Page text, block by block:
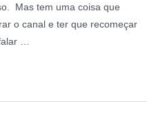
Mas tem uma coisa que
o canal e ter que recomeçar
…